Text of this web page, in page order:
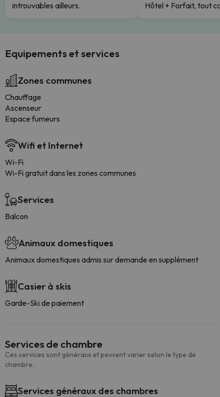
introuvables ailleurs.
Hôtel + Forfait, tout
Equipements et services
Zones communes
Chauffage
Ascenseur
Espace fumeurs
Wifi et Internet
Wi-Fi
Wi-Fi gratuit dans les zones communes
Services
Balcon
Animaux domestiques
Animaux domestiques admis sur demande en supplément
Casier à skis
Garde-Ski de paiement
Services de chambre
Ces services sont généraux et peuvent varier selon le type de
chambre.
Services généraux des chambres